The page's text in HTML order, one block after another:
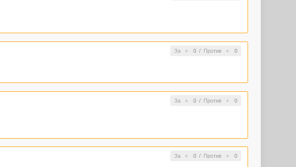
За 0/ Против 0
За 0/ Против 0
За 0/ Против 0